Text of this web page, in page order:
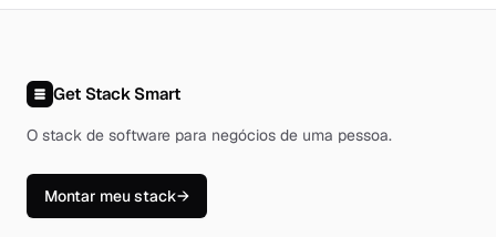
Get Stack Smart
O stack de software para negócios de uma pessoa.
Montar meu stack→